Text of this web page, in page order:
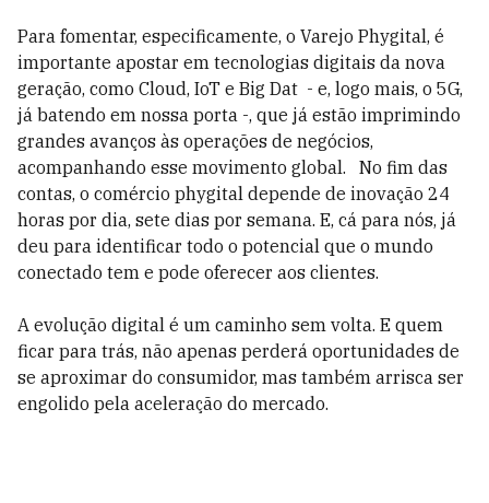
Para fomentar, especificamente, o Varejo Phygital, é
importante apostar em tecnologias digitais da nova
geração, como Cloud, IoT e Big Dat - e, logo mais, o 5G,
já batendo em nossa porta -, que já estão imprimindo
grandes avanços às operações de negócios,
acompanhando esse movimento global. No fim das
contas, o comércio phygital depende de inovação 24
horas por dia, sete dias por semana. E, cá para nós, já
deu para identificar todo o potencial que o mundo
conectado tem e pode oferecer aos clientes.
A evolução digital é um caminho sem volta. E quem
ficar para trás, não apenas perderá oportunidades de
se aproximar do consumidor, mas também arrisca ser
engolido pela aceleração do mercado.